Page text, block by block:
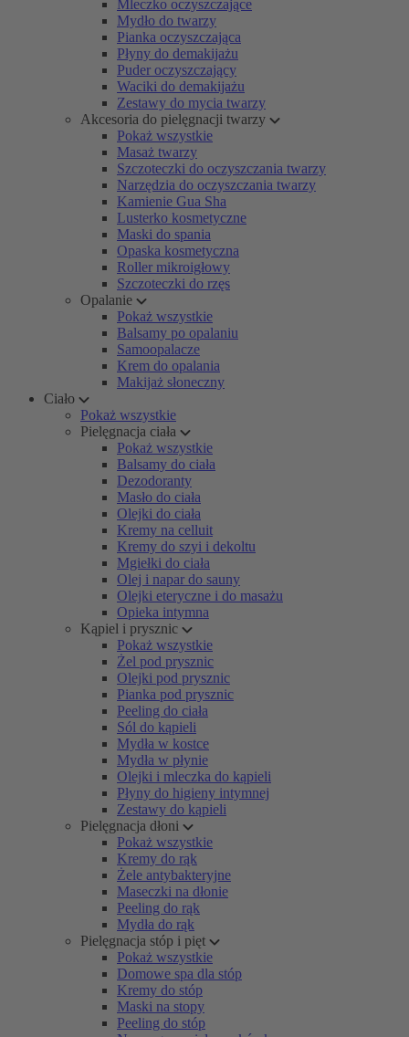
Mleczko oczyszczające
Mydło do twarzy
Pianka oczyszczająca
Płyny do demakijażu
Puder oczyszczający
Waciki do demakijażu
Zestawy do mycia twarzy
Akcesoria do pielęgnacji twarzy
Pokaż wszystkie
Masaż twarzy
Szczoteczki do oczyszczania twarzy
Narzędzia do oczyszczania twarzy
Kamienie Gua Sha
Lusterko kosmetyczne
Maski do spania
Opaska kosmetyczna
Roller mikroigłowy
Szczoteczki do rzęs
Opalanie
Pokaż wszystkie
Balsamy po opalaniu
Samoopalacze
Krem do opalania
Makijaż słoneczny
Ciało
Pokaż wszystkie
Pielęgnacja ciała
Pokaż wszystkie
Balsamy do ciała
Dezodoranty
Masło do ciała
Olejki do ciała
Kremy na celluit
Kremy do szyi i dekoltu
Mgiełki do ciała
Olej i napar do sauny
Olejki eteryczne i do masażu
Opieka intymna
Kąpiel i prysznic
Pokaż wszystkie
Żel pod prysznic
Olejki pod prysznic
Pianka pod prysznic
Peeling do ciała
Sól do kąpieli
Mydła w kostce
Mydła w płynie
Olejki i mleczka do kąpieli
Płyny do higieny intymnej
Zestawy do kąpieli
Pielęgnacja dłoni
Pokaż wszystkie
Kremy do rąk
Żele antybakteryjne
Maseczki na dłonie
Peeling do rąk
Mydła do rąk
Pielęgnacja stóp i pięt
Pokaż wszystkie
Domowe spa dla stóp
Kremy do stóp
Maski na stopy
Peeling do stóp